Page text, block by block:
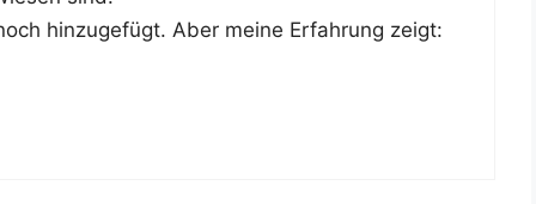
hin­zu­ge­fügt. Aber mei­ne Erfah­rung zeigt: